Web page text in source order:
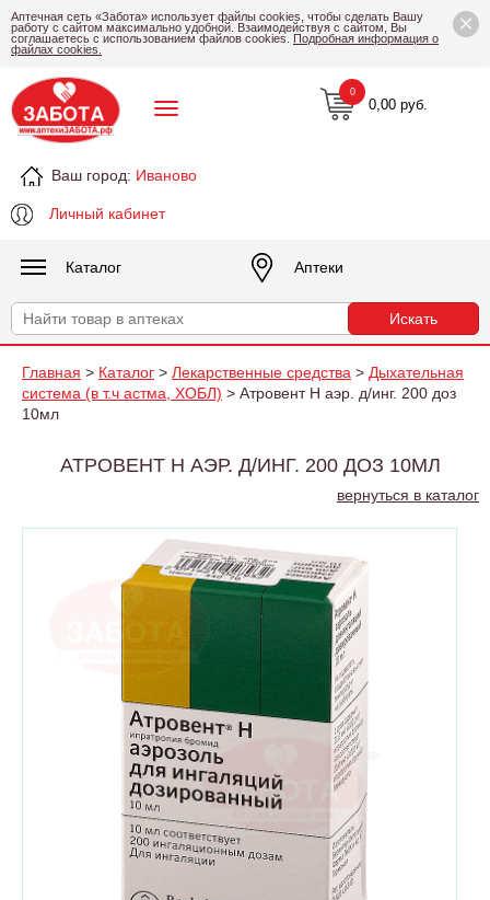
×
Аптечная сеть «Забота» использует файлы cookies, чтобы сделать Вашу
работу с сайтом максимально удобной. Взаимодействуя с сайтом, Вы
соглашаетесь с использованием файлов cookies. Подробная информация о
файлах cookies.
Ваш город: Иваново
Личный кабинет
0,00 руб.
0
Каталог Аптеки
Главная > Каталог > Лекарственные средства > Дыхательная
система (в т.ч астма, ХОБЛ) > Атровент Н аэр. д/инг. 200 доз
10мл
АТРОВЕНТ Н АЭР. Д/ИНГ. 200 ДОЗ 10МЛ
вернуться в каталог